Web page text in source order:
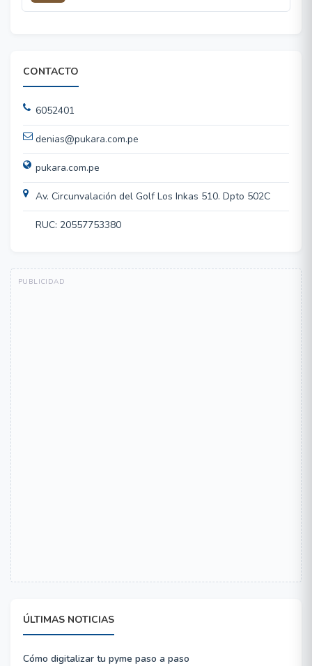
CONTACTO
6052401
denias@pukara.com.pe
pukara.com.pe
Av. Circunvalación del Golf Los Inkas 510. Dpto 502C
RUC: 20557753380
ÚLTIMAS NOTICIAS
Cómo digitalizar tu pyme paso a paso